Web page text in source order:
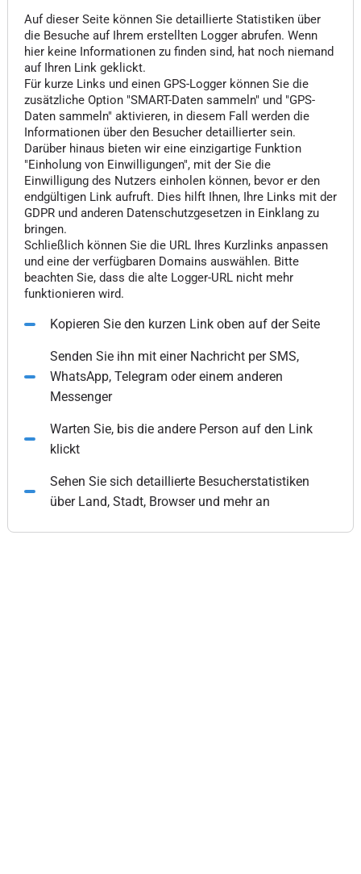
Auf dieser Seite können Sie detaillierte Statistiken über
die Besuche auf Ihrem erstellten Logger abrufen. Wenn
hier keine Informationen zu finden sind, hat noch niemand
auf Ihren Link geklickt.
Für kurze Links und einen GPS-Logger können Sie die
zusätzliche Option "SMART-Daten sammeln" und "GPS-
Daten sammeln" aktivieren, in diesem Fall werden die
Informationen über den Besucher detaillierter sein.
Darüber hinaus bieten wir eine einzigartige Funktion
"Einholung von Einwilligungen", mit der Sie die
Einwilligung des Nutzers einholen können, bevor er den
endgültigen Link aufruft. Dies hilft Ihnen, Ihre Links mit der
GDPR und anderen Datenschutzgesetzen in Einklang zu
bringen.
Schließlich können Sie die URL Ihres Kurzlinks anpassen
und eine der verfügbaren Domains auswählen. Bitte
beachten Sie, dass die alte Logger-URL nicht mehr
funktionieren wird.
Kopieren Sie den kurzen Link oben auf der Seite
Senden Sie ihn mit einer Nachricht per SMS,
WhatsApp, Telegram oder einem anderen
Messenger
Warten Sie, bis die andere Person auf den Link
klickt
Sehen Sie sich detaillierte Besucherstatistiken
über Land, Stadt, Browser und mehr an